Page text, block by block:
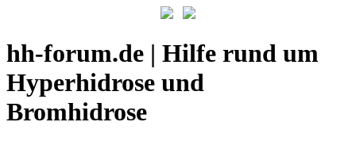
hh-forum.de | Hilfe rund um
Hyperhidrose und
Bromhidrose